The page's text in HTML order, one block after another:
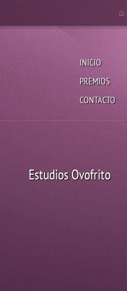
INICIO
PREMIOS
CONTACTO
Estudios Ovofrito